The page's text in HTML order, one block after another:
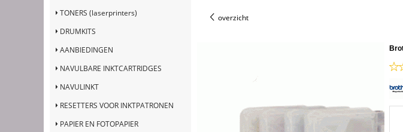
TONERS (laserprinters)
DRUMKITS
AANBIEDINGEN
NAVULBARE INKTCARTRIDGES
NAVULINKT
RESETTERS VOOR INKTPATRONEN
PAPIER EN FOTOPAPIER
overzicht